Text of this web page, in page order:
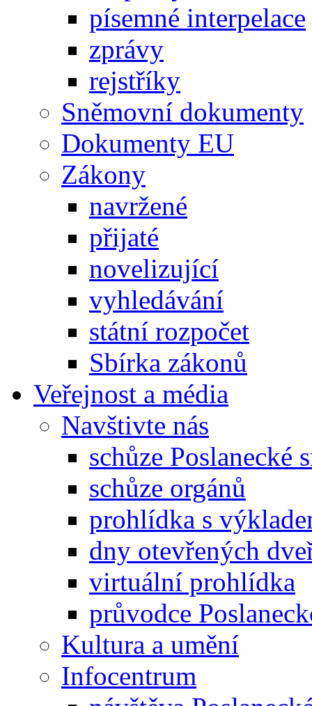
písemné interpelace
zprávy
rejstříky
Sněmovní dokumenty
Dokumenty EU
Zákony
navržené
přijaté
novelizující
vyhledávání
státní rozpočet
Sbírka zákonů
Veřejnost a média
Navštivte nás
schůze Poslanecké
schůze orgánů
prohlídka s
dny otevřených
virtuální prohlídka
průvodce
Kultura a umění
Infocentrum